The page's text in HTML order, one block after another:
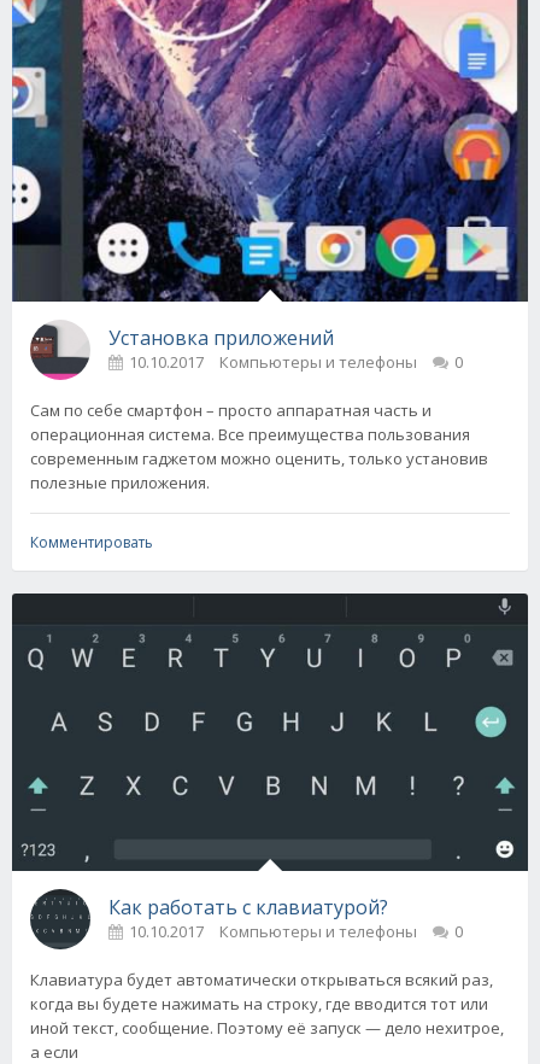
Установка приложений
10.10.2017 Компьютеры и телефоны 0
Сам по себе смартфон – просто аппаратная часть и
операционная система. Все преимущества пользования
современным гаджетом можно оценить, только установив
полезные приложения.
Комментировать
Как работать с клавиатурой?
10.10.2017 Компьютеры и телефоны 0
Клавиатура будет автоматически открываться всякий раз,
когда вы будете нажимать на строку, где вводится тот или
иной текст, сообщение. Поэтому её запуск — дело нехитрое,
а если